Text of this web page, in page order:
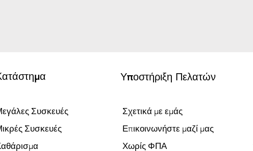
Συσκευές
Συσκευές
Υποστήριξη Πελατών
Σχετικά με εμάς
Επικοινωνήστε μαζί μας
Χωρίς ΦΠΑ